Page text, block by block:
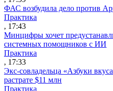
ФАС возбудила дело против
Практика
, 17:43
Минцифры хочет
системных помощников с ИИ
Практика
, 17:33
Экс-совладельца «Азбуки
растрате $11 млн
Практика